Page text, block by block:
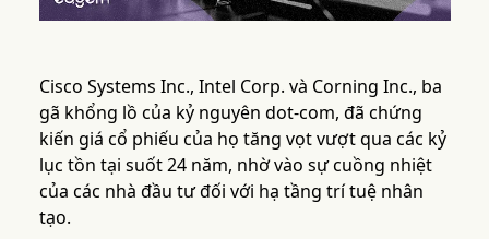
Cisco Systems Inc., Intel Corp. và Corning Inc., ba
gã khổng lồ của kỷ nguyên dot-com, đã chứng
kiến giá cổ phiếu của họ tăng vọt vượt qua các kỷ
lục tồn tại suốt 24 năm, nhờ vào sự cuồng nhiệt
của các nhà đầu tư đối với hạ tầng trí tuệ nhân
tạo.